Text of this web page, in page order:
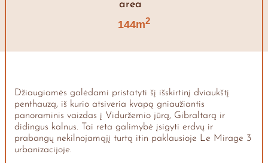
144m2
Džiaugiamės galėdami pristatyti šį išskirtinį dviaukštį
penthauzą, iš kurio atsiveria kvapą gniaužiantis
panoraminis vaizdas į Viduržemio jūrą, Gibraltarą ir
didingus kalnus. Tai reta galimybė įsigyti erdvų ir
prabangų nekilnojamąjį turtą itin paklausioje Le Mirage 3
urbanizacijoje.